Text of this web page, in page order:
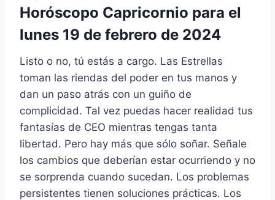
Horóscopo Capricornio para el
lunes 19 de febrero de 2024
Listo o no, tú estás a cargo. Las Estrellas
toman las riendas del poder en tus manos y
dan un paso atrás con un guiño de
complicidad. Tal vez puedas hacer realidad tus
fantasías de CEO mientras tengas tanta
libertad. Pero hay más que sólo soñar. Señale
los cambios que deberían estar ocurriendo y no
se sorprenda cuando sucedan. Los problemas
persistentes tienen soluciones prácticas. Los